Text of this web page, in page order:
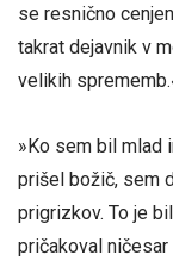
se resnično
takrat dejavnik v
velikih
»Ko sem bil mlad
prišel božič, sem
prigrizkov. To je
pričakoval